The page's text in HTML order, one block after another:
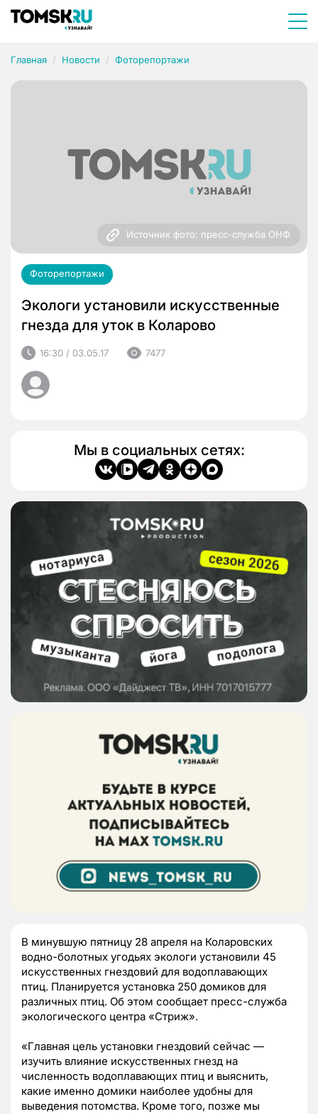
Главная Новости Фоторепортажи
Источник фото: пресс-служба ОНФ
Фоторепортажи
Экологи установили искусственные
гнезда для уток в Коларово
16:30 / 03.05.17 7477
Мы в социальных сетях:
В минувшую пятницу 28 апреля на Коларовских
водно-болотных угодьях экологи установили 45
искусственных гнездовий для водоплавающих
птиц. Планируется установка 250 домиков для
различных птиц. Об этом сообщает пресс-служба
экологического центра «Стриж».
«Главная цель установки гнездовий сейчас —
изучить влияние искусственных гнезд на
численность водоплавающих птиц и выяснить,
какие именно домики наиболее удобны для
выведения потомства. Кроме того, позже мы